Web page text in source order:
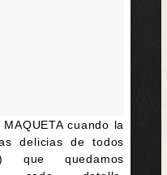
cuando la
delicias de todos
que quedamos